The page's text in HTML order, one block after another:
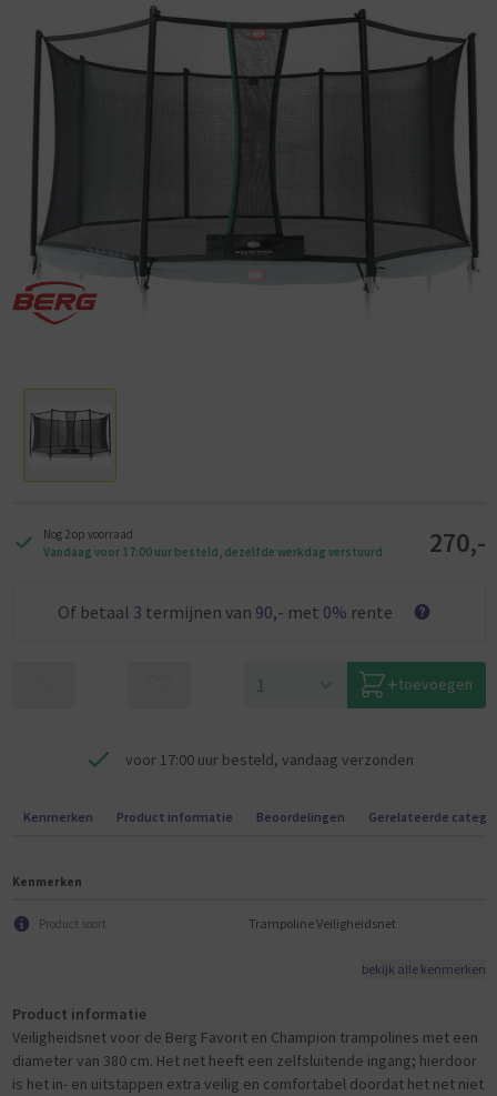
Hoogte: 185 cm
Nog 2 op voorraad
Vandaag voor 17:00 uur besteld, dezelfde werkdag verstuurd
270,-
Of betaal 3 termijnen van 90,- met 0% rente
toevoegen
voor 17:00 uur besteld, vandaag verzonden
Kenmerken Product informatie Beoordelingen Gerelateerde
Kenmerken
Product soort Trampoline Veiligheidsnet
bekijk alle kenmerken
Product informatie
Veiligheidsnet voor de Berg Favorit en Champion trampolines met een
diameter van 380 cm. Het net heeft een zelfsluitende ingang; hierdoor
is het in- en uitstappen extra veilig en comfortabel doordat het net niet